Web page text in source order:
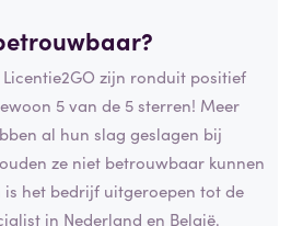
zijn ronduit positief
5 van de 5 sterren! Meer
al hun slag geslagen bij
ze niet betrouwbaar kunnen
is het bedrijf uitgeroepen tot de
in Nederland en België.